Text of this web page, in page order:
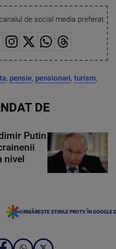
de social media preferat:
, pensie, pensionari, turism,
DE
Putin
nivel
URMĂREȘTE ȘTIRILE PROTV ÎN GOOGLE